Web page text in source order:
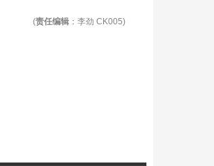
(责任编辑 ：李劲 CK005)